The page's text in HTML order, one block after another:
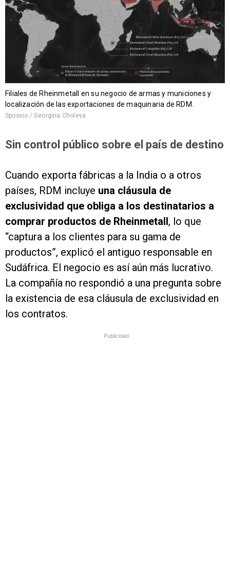
Filiales de Rheinmetall en su negocio de armas y municiones y
localización de las exportaciones de maquinaria de RDM.
Spoovio / Georgina Choleva
Sin control público sobre el país de destino
Cuando exporta fábricas a la India o a otros
países, RDM incluye una cláusula de
exclusividad que obliga a los destinatarios a
comprar productos de Rheinmetall, lo que
“captura a los clientes para su gama de
productos”, explicó el antiguo responsable en
Sudáfrica. El negocio es así aún más lucrativo.
La compañía no respondió a una pregunta sobre
la existencia de esa cláusula de exclusividad en
los contratos.
Publicidad